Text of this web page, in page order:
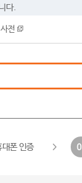
다.
전
대폰 인증